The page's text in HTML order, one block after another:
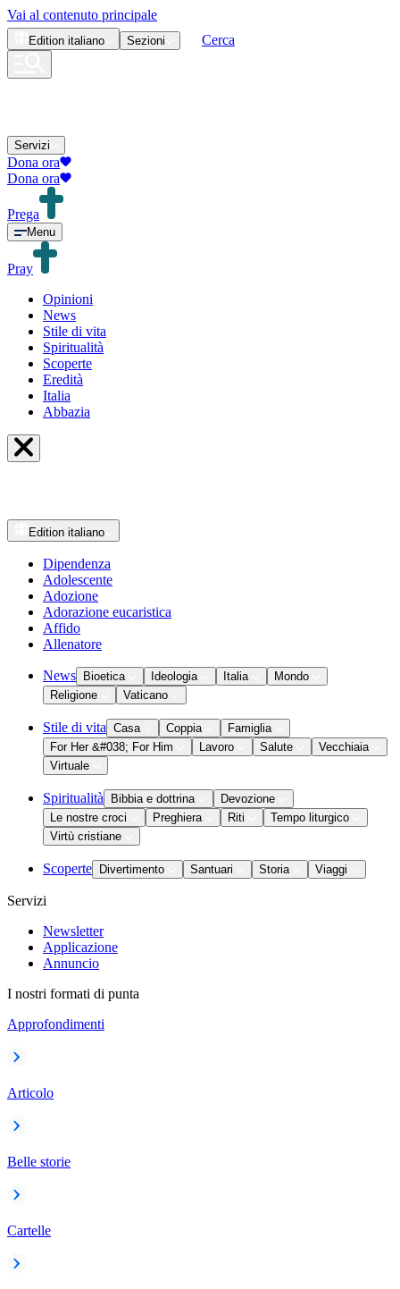
Vai al contenuto principale
Edition italiano Sezioni Cerca
Servizi
Dona ora
Dona ora
Prega
Menu
Pray
Opinioni
News
Stile di vita
Spiritualità
Scoperte
Eredità
Italia
Abbazia
Edition italiano
Dipendenza
Adolescente
Adozione
Adorazione eucaristica
Affido
Allenatore
News Bioetica Ideologia Italia
Mondo
Religione
Vaticano
Stile di vita Casa Coppia
Famiglia
For Her &#038; For Him
Lavoro Salute
Vecchiaia
Virtuale
Spiritualità Bibbia e dottrina
Devozione
Le nostre croci
Preghiera Riti
Tempo liturgico
Virtù cristiane
Scoperte Divertimento Santuari Storia Viaggi
Servizi
Newsletter
Applicazione
Annuncio
I nostri formati di punta
Approfondimenti
Articolo
Belle storie
Cartelle